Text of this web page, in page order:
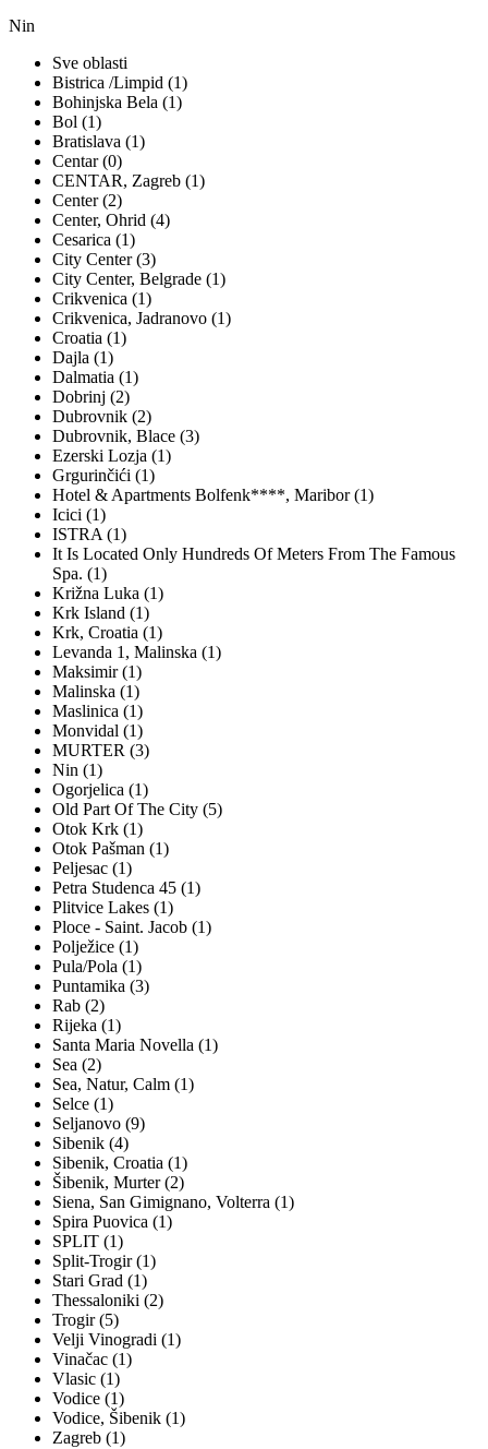
Nin
Sve oblasti
Bistrica /Limpid (1)
Bohinjska Bela (1)
Bol (1)
Bratislava (1)
Centar (0)
CENTAR, Zagreb (1)
Center (2)
Center, Ohrid (4)
Cesarica (1)
City Center (3)
City Center, Belgrade (1)
Crikvenica (1)
Crikvenica, Jadranovo (1)
Croatia (1)
Dajla (1)
Dalmatia (1)
Dobrinj (2)
Dubrovnik (2)
Dubrovnik, Blace (3)
Ezerski Lozja (1)
Grgurinčići (1)
Hotel & Apartments Bolfenk****, Maribor (1)
Icici (1)
ISTRA (1)
It Is Located Only Hundreds Of Meters From The Famous
Spa. (1)
Križna Luka (1)
Krk Island (1)
Krk, Croatia (1)
Levanda 1, Malinska (1)
Maksimir (1)
Malinska (1)
Maslinica (1)
Monvidal (1)
MURTER (3)
Nin (1)
Ogorjelica (1)
Old Part Of The City (5)
Otok Krk (1)
Otok Pašman (1)
Peljesac (1)
Petra Studenca 45 (1)
Plitvice Lakes (1)
Ploce - Saint. Jacob (1)
Polježice (1)
Pula/Pola (1)
Puntamika (3)
Rab (2)
Rijeka (1)
Santa Maria Novella (1)
Sea (2)
Sea, Natur, Calm (1)
Selce (1)
Seljanovo (9)
Sibenik (4)
Sibenik, Croatia (1)
Šibenik, Murter (2)
Siena, San Gimignano, Volterra (1)
Spira Puovica (1)
SPLIT (1)
Split-Trogir (1)
Stari Grad (1)
Thessaloniki (2)
Trogir (5)
Velji Vinogradi (1)
Vinačac (1)
Vlasic (1)
Vodice (1)
Vodice, Šibenik (1)
Zagreb (1)